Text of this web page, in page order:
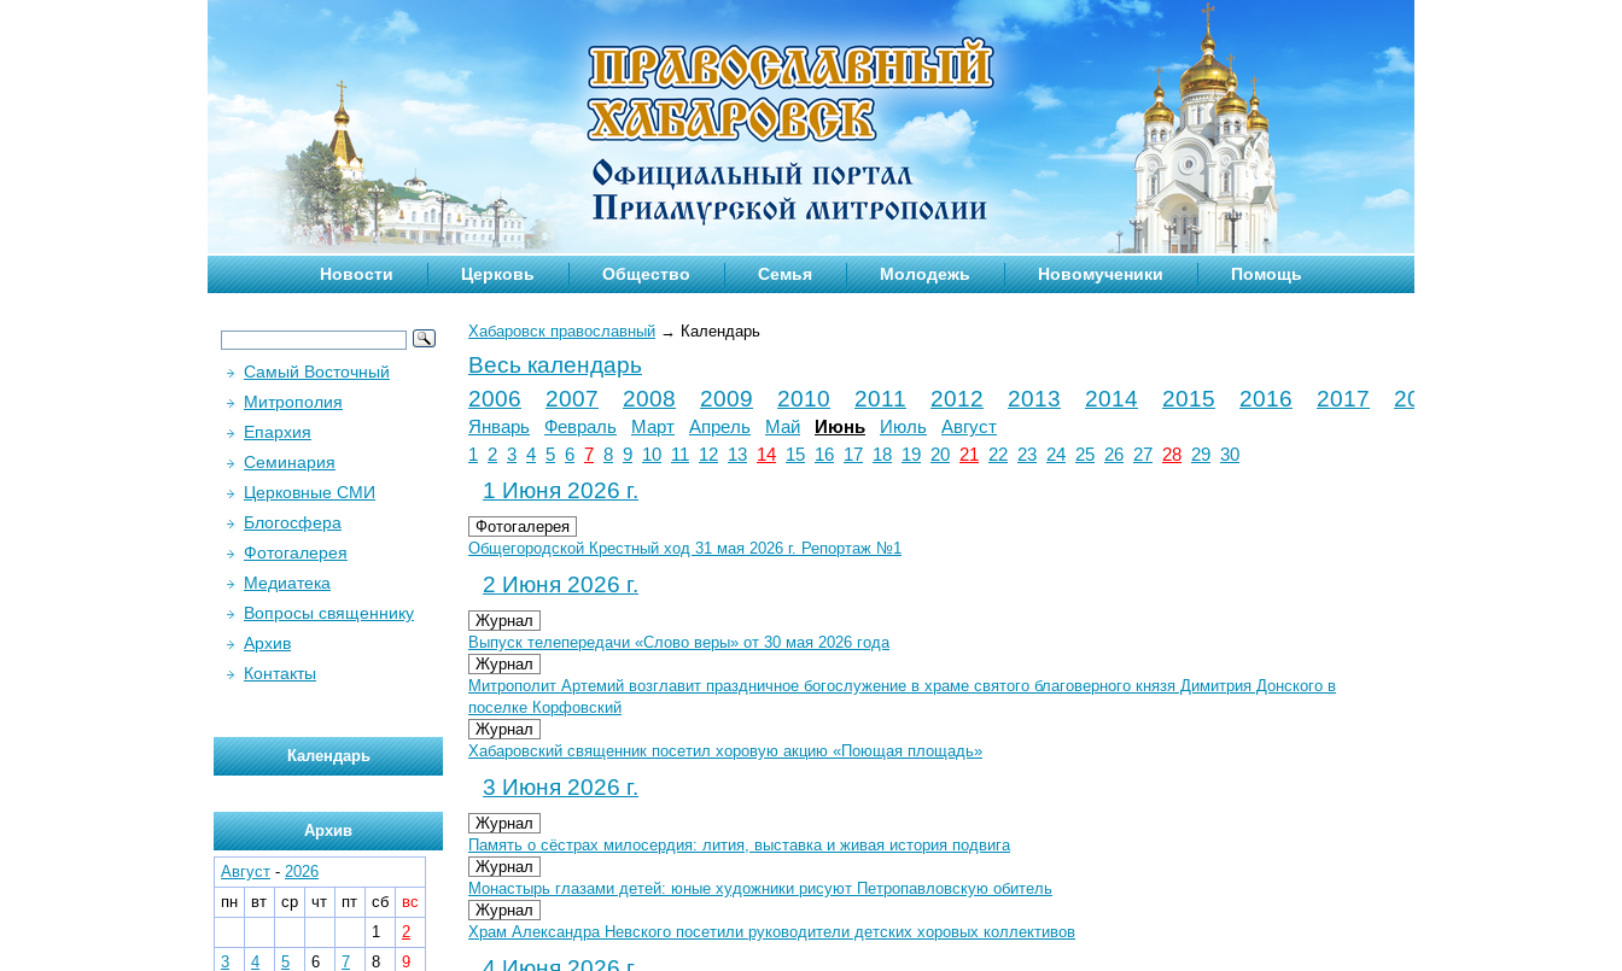
Новости Церковь Общество Семья Молодежь Новомученики Помощь
Хабаровск православный → Календарь
Весь календарь
2006
2007 2008 2009 2010 2011 2012 2013 2014 2015 2016 2017 2018
Январь Февраль Март Апрель Май Июнь Июль
Август
1
2 3 4 5 6 7 8 9 10 11 12 13 14 15 16 17 18 19 20 21 22 23 24 25 26 27 28 29 30
1 Июня 2026 г.
Фотогалерея
Общегородской Крестный ход 31 мая 2026 г. Репортаж №1
2 Июня 2026 г.
Журнал
Выпуск телепередачи «Слово веры» от 30 мая 2026 года
Журнал
Митрополит Артемий возглавит праздничное богослужение в храме святого благоверного князя Димитрия Донского в
поселке Корфовский
Журнал
Хабаровский священник посетил хоровую акцию «Поющая площадь»
3 Июня 2026 г.
Журнал
Память о сёстрах милосердия: лития, выставка и живая история подвига
Журнал
Монастырь глазами детей: юные художники рисуют Петропавловскую обитель
Журнал
Храм Александра Невского посетили руководители детских хоровых коллективов
Самый Восточный
Митрополия
Епархия
Семинария
Церковные СМИ
Блогосфера
Фотогалерея
Медиатека
Вопросы священнику
Архив
Контакты
Календарь
Архив
Август - 2026
пн
вт ср чт пт сб
вс
1
2
3
4 5 6 7 8
9